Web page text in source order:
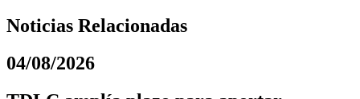
Noticias Relacionadas
04/08/2026